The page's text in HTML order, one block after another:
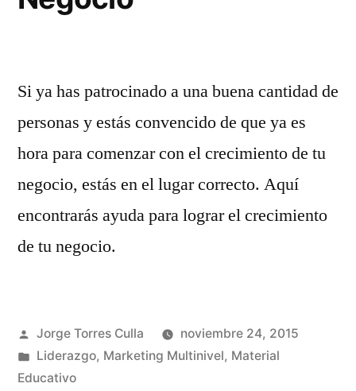
Si ya has patrocinado a una buena cantidad de
personas y estás convencido de que ya es
hora para comenzar con el crecimiento de tu
negocio, estás en el lugar correcto. Aquí
encontrarás ayuda para lograr el crecimiento
de tu negocio.
Publicado
por
Jorge Torres Culla
noviembre 24, 2015
Publicado
en
Liderazgo, Marketing Multinivel, Material
Educativo